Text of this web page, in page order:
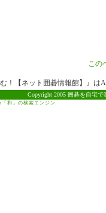
この
む！【ネット囲碁情報館】』
Copyright 2005 囲碁を自宅
「和」の検索エンジン